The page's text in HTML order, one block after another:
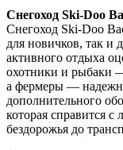
Снегоход Ski-Doo
Снегоход Ski-Doo
для новичков, так и
активного отдыха
охотники и рыбаки
а фермеры —
дополнительного
которая справится
бездорожья до